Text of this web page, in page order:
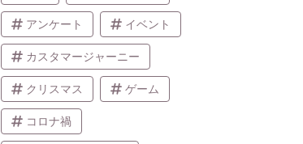
アンケート イベント
カスタマージャーニー
クリスマス ゲーム
コロナ禍